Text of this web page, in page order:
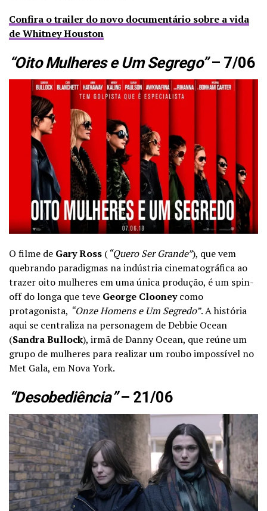
Confira o trailer do novo documentário sobre a vida
de Whitney Houston
“Oito Mulheres e Um Segrego”– 7/06
O filme de Gary Ross (“Quero Ser Grande”), que vem
quebrando paradigmas na indústria cinematográfica ao
trazer oito mulheres em uma única produção, é um spin-
off do longa que teve George Clooneycomo
protagonista, “Onze Homens e Um Segredo”. A história
aqui se centraliza na personagem de Debbie Ocean
(Sandra Bullock), irmã de Danny Ocean, que reúne um
grupo de mulheres para realizar um roubo impossível no
Met Gala, em Nova York.
“Desobediência”– 21/06